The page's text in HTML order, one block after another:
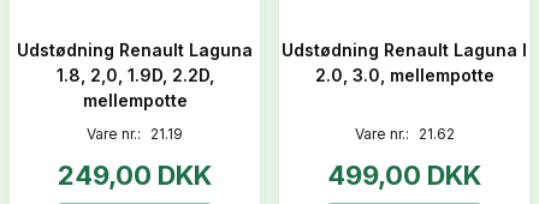
Udstødning Renault Laguna
1.8, 2,0, 1.9D, 2.2D,
mellempotte
Vare nr.: 21.19
249,00 DKK
Udstødning Renault Laguna I
2.0, 3.0, mellempotte
Vare nr.: 21.62
499,00 DKK